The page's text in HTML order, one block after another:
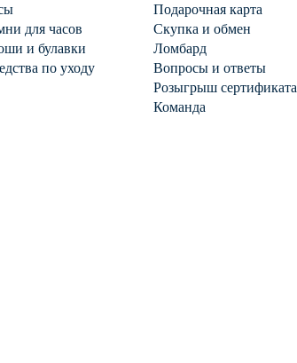
для часов
и булавки
по уходу
Подарочная карта
Скупка и обмен
Ломбард
Вопросы и ответы
Розыгрыш сертификата
Команда